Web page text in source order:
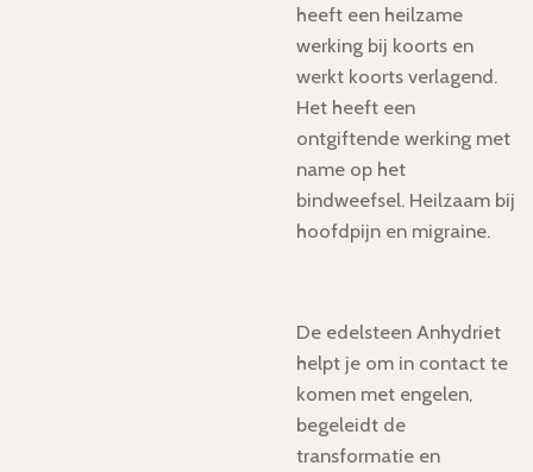
heeft een heilzame
werking bij koorts en
werkt koorts verlagend.
Het heeft een
ontgiftende werking met
name op het
bindweefsel. Heilzaam bij
hoofdpijn en migraine.
De edelsteen Anhydriet
helpt je om in contact te
komen met engelen,
begeleidt de
transformatie en